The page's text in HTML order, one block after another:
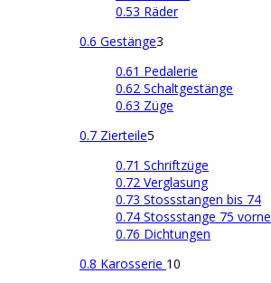
0.53 Räder
0.6 Gestänge3
0.61 Pedalerie
0.62 Schaltgestänge
0.63 Züge
0.7 Zierteile5
0.71 Schriftzüge
0.72 Verglasung
0.73 Stossstangen bis 74
0.74 Stossstange 75 vorne
0.76 Dichtungen
0.8 Karosserie 10